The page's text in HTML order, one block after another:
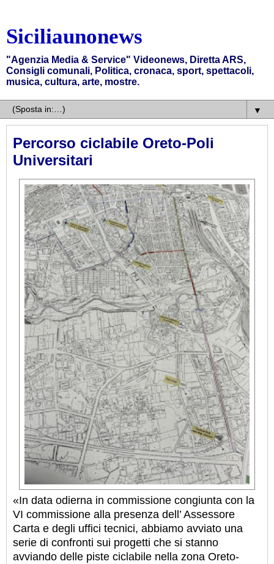
Siciliaunonews
"Agenzia Media & Service" Videonews, Diretta ARS,
Consigli comunali, Politica, cronaca, sport, spettacoli,
musica, cultura, arte, mostre.
▼
Percorso ciclabile Oreto-Poli
Universitari
«In data odierna in commissione congiunta con la
VI commissione alla presenza dell’ Assessore
Carta e degli uffici tecnici, abbiamo avviato una
serie di confronti sui progetti che si stanno
avviando delle piste ciclabile nella zona Oreto-